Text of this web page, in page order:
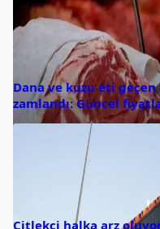
Dana ve kuzu eti
zamlandı: Güncel
Çitlekçi halka arz